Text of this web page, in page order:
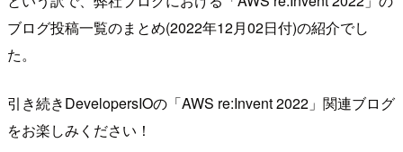
ブログ投稿一覧のまとめ(2022年12月02日付)の紹介でし
た。
引き続きDevelopersIOの「AWS re:Invent 2022」関連ブログ
をお楽しみください！